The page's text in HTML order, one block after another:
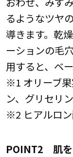
るようなツヤ
導きます。乾
ーションの毛
用すると、ベ
※1 オリーブ
ン、グリセリン
※2 ヒアルロ
POINT2 肌を